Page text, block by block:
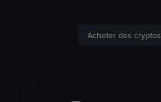
Acheter des cryptos